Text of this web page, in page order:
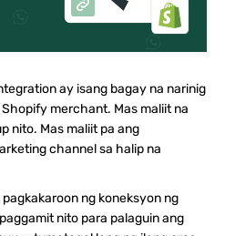
ay isang bagay na narinig
merchant. Mas maliit na
nito. Mas maliit pa ang
channel sa halip na
ng koneksyon ng
nito para palaguin ang